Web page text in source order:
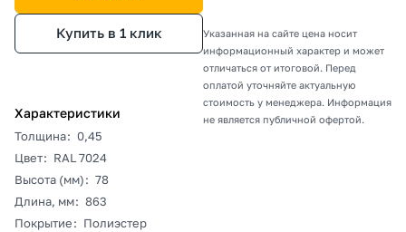
Купить в 1 клик
Характеристики
Толщина: 0,45
Цвет: RAL 7024
Высота (мм): 78
Длина, мм: 863
Покрытие: Полиэстер
Указанная на сайте цена носит
информационный характер и может
отличаться от итоговой. Перед
оплатой уточняйте актуальную
стоимость у менеджера. Информация
не является публичной офертой.